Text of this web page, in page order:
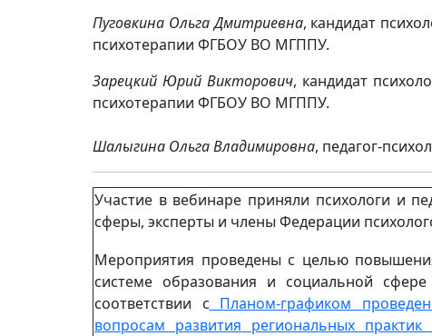
Пуговкина Ольга Дмитриевна, кандидат
психотерапии ФГБОУ ВО МГППУ.
Зарецкий Юрий Викторович, кандидат
психотерапии ФГБОУ ВО МГППУ.
Шалыгина Ольга Владимировна, педагог-
Участие в вебинаре приняли психологи и
сферы, эксперты и члены Федерации
Мероприятия проведены с целью
системе образования и социальной
соответствии с Планом-графиком
вопросам развития региональных